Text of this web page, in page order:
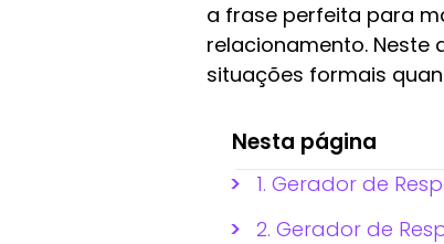
a frase perfeita para
relacionamento. Neste
situações formais
Nesta página
1. Gerador de
2. Gerador de